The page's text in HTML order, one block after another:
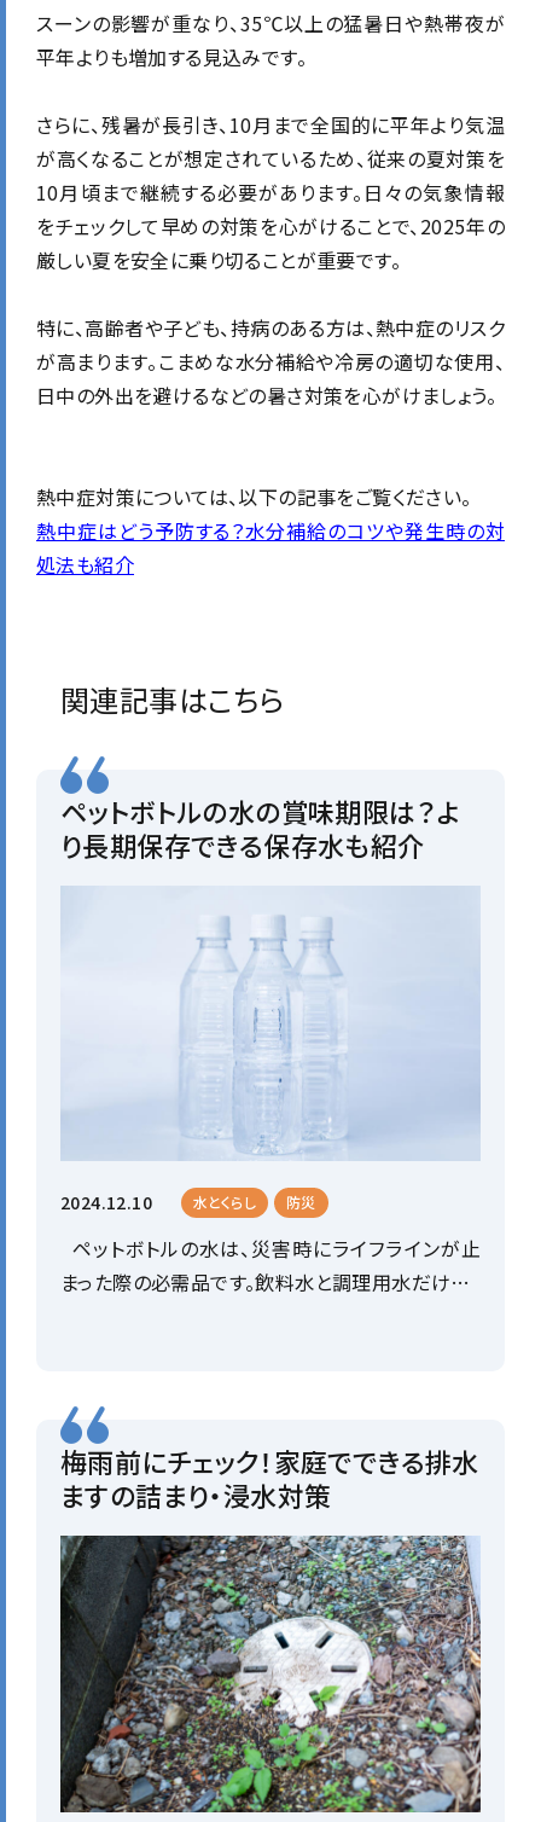
スーンの影響が重なり、35℃以上の猛暑日や熱帯夜が
平年よりも増加する見込みです。
さらに、残暑が長引き、10月まで全国的に平年より気温
が高くなることが想定されているため、従来の夏対策を
10月頃まで継続する必要があります。日々の気象情報
をチェックして早めの対策を心がけることで、2025年の
厳しい夏を安全に乗り切ることが重要です。
特に、高齢者や子ども、持病のある方は、熱中症のリスク
が高まります。こまめな水分補給や冷房の適切な使用、
日中の外出を避けるなどの暑さ対策を心がけましょう。
熱中症対策については、以下の記事をご覧ください。
熱中症はどう予防する？水分補給のコツや発生時の対
処法も紹介
関連記事はこちら
ペットボトルの水の賞味期限は？よ
り長期保存できる保存水も紹介
2024.12.10 水とくらし 防災
ペットボトルの水は、災害時にライフラインが止
まった際の必需品です。飲料水と調理用水だけ…
梅雨前にチェック！家庭でできる排水
ますの詰まり・浸水対策